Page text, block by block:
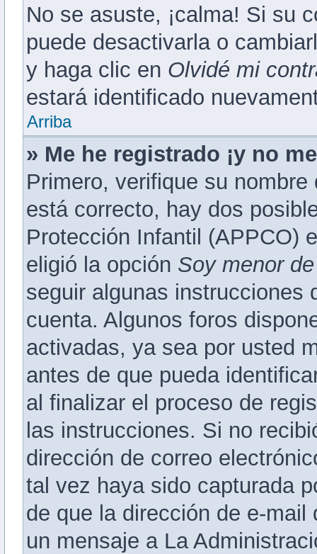
No se asuste, ¡calma! Si su
puede desactivarla o
y haga clic en Olvidé mi
estará identificado
Arriba
» Me he registrado ¡y no
Primero, verifique su
está correcto, hay dos
Protección Infantil (APPCO)
eligió la opción Soy menor
seguir algunas instrucciones
cuenta. Algunos foros
activadas, ya sea por usted
antes de que pueda
al finalizar el proceso de
las instrucciones. Si no
dirección de correo
tal vez haya sido capturada
de que la dirección de e-
un mensaje a La